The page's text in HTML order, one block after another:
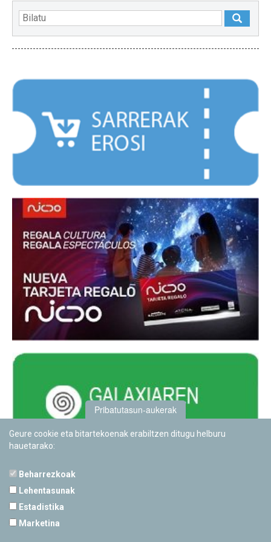
Pribatutasun-aukerak
Geure cookie eta bitartekoenak erabiltzen ditugu helburu
hauetarako:
Beharrezkoak
Lehentasunak
Estadistika
Marketina